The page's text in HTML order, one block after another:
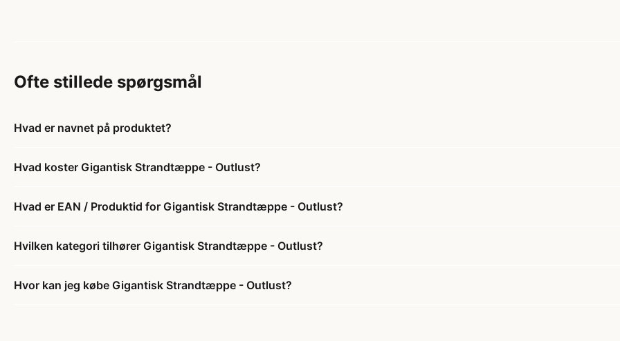
Ofte stillede spørgsmål
Hvad er navnet på produktet?
Hvad koster Gigantisk Strandtæppe - Outlust?
Hvad er EAN / Produktid for Gigantisk Strandtæppe - Outlust?
Hvilken kategori tilhører Gigantisk Strandtæppe - Outlust?
Hvor kan jeg købe Gigantisk Strandtæppe - Outlust?